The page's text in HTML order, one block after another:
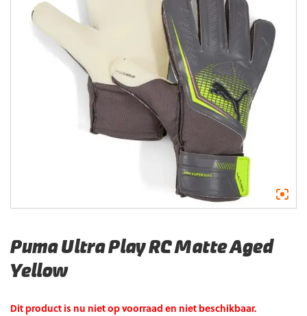
Puma Ultra Play RC Matte Aged
Yellow
Dit product is nu niet op voorraad en niet beschikbaar.